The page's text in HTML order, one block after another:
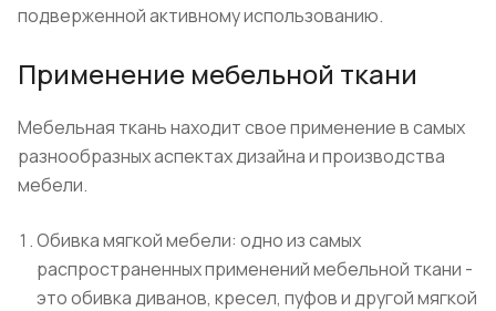
подверженной активному использованию.
Применение мебельной ткани
Мебельная ткань находит свое применение в самых
разнообразных аспектах дизайна и производства
мебели.
Обивка мягкой мебели: одно из самых
распространенных применений мебельной ткани -
это обивка диванов, кресел, пуфов и другой мягкой